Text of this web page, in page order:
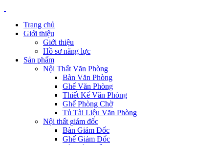
Trang chủ
Giới thiệu
Giới thiệu
Hồ sơ năng lực
Sản phẩm
Nội Thất Văn Phòng
Bàn Văn Phòng
Ghế Văn Phòng
Thiết Kế Văn Phòng
Ghế Phòng Chờ
Tủ Tài Liệu Văn Phòng
Nội thất giám đốc
Bàn Giám Đốc
Ghế Giám Đốc